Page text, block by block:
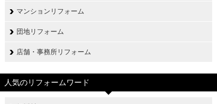
マンションリフォーム
団地リフォーム
店舗・事務所リフォーム
人気のリフォームワード